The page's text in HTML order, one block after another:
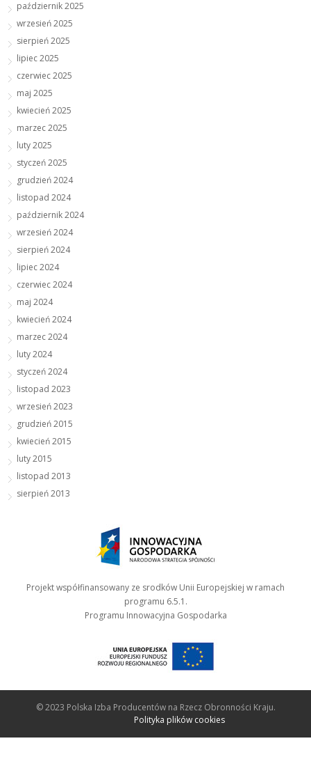
październik 2025
wrzesień 2025
sierpień 2025
lipiec 2025
czerwiec 2025
maj 2025
kwiecień 2025
marzec 2025
luty 2025
styczeń 2025
grudzień 2024
listopad 2024
październik 2024
wrzesień 2024
sierpień 2024
lipiec 2024
czerwiec 2024
maj 2024
kwiecień 2024
marzec 2024
luty 2024
styczeń 2024
listopad 2023
wrzesień 2023
grudzień 2015
kwiecień 2015
luty 2015
listopad 2013
sierpień 2013
Projekt współfinansowany ze srodków Unii Europejskiej w ramach
programu 6.5.1.
Programu Innowacyjna Gospodarka
© 2023 Polska Izba Producentów na Rzecz Obronności Kraju.
Polityka plików cookies